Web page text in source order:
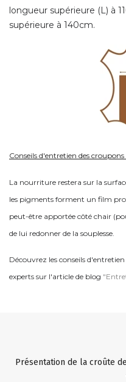
longueur supérieure (L) à
supérieure à 140cm.
Conseils d'entretien des
La nourriture restera sur la
les pigments forment un film
peut-être apportée côté chair
de lui redonner de la souplesse.
Découvrez les conseils
experts sur l'article de blog
Présentation de la croûte